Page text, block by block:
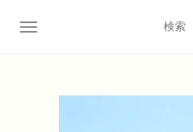
ナビゲーション切り替え